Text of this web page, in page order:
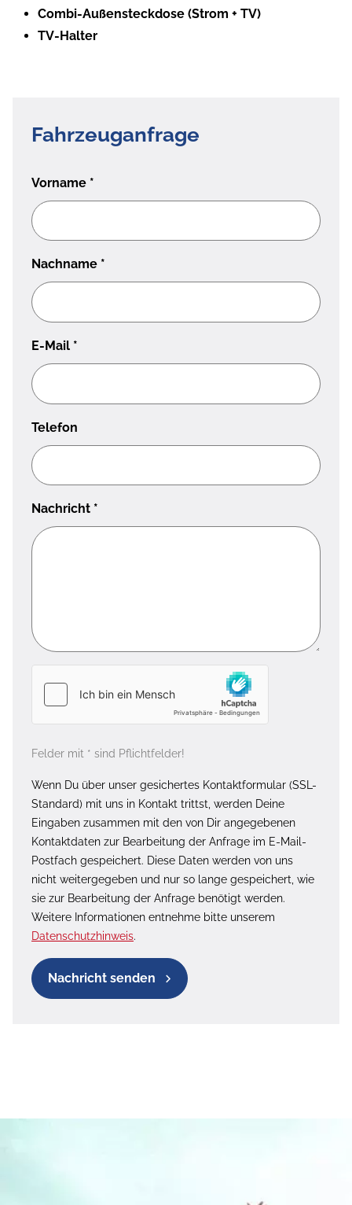
Combi-Außensteckdose (Strom + TV)
TV-Halter
Fahrzeuganfrage
Vorname *
Nachname *
E-Mail *
Telefon
Nachricht *
Felder mit * sind Pflichtfelder!
Wenn Du über unser gesichertes Kontaktformular (SSL-
Standard) mit uns in Kontakt trittst, werden Deine
Eingaben zusammen mit den von Dir angegebenen
Kontaktdaten zur Bearbeitung der Anfrage im E-Mail-
Postfach gespeichert. Diese Daten werden von uns
nicht weitergegeben und nur so lange gespeichert, wie
sie zur Bearbeitung der Anfrage benötigt werden.
Weitere Informationen entnehme bitte unserem
Datenschutzhinweis.
Nachricht senden